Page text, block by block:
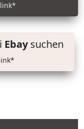
Ebaysuchen